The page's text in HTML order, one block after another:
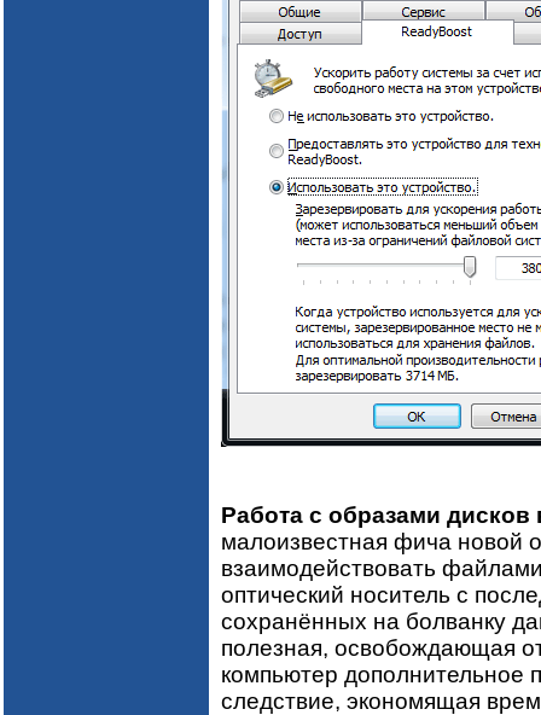
Работа с образами дисков
малоизвестная фича новой
взаимодействовать
оптический носитель с
сохранённых на болванку
полезная, освобождающая
компьютер дополнительное
следствие, экономящая